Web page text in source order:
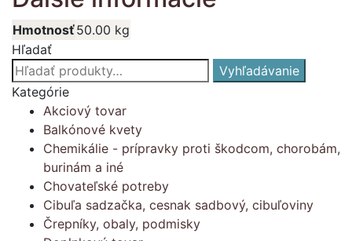
Hmotnosť50.00 kg
Hľadať
Hľadať:
Vyhľadávanie
Kategórie
Akciový tovar
Balkónové kvety
Chemikálie - prípravky proti škodcom, chorobám,
burinám a iné
Chovateľské potreby
Cibuľa sadzačka, cesnak sadbový, cibuľoviny
Črepníky, obaly, podmisky